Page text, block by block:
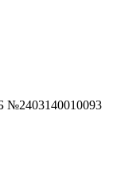
№2403140010093